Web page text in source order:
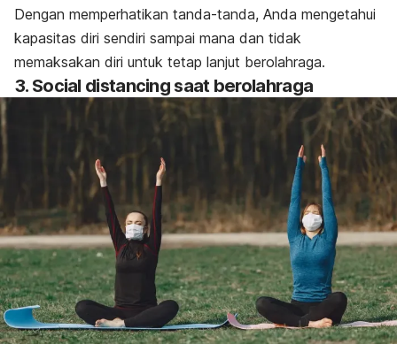
Dengan memperhatikan tanda-tanda, Anda mengetahui
kapasitas diri sendiri sampai mana dan tidak
memaksakan diri untuk tetap lanjut berolahraga.
3. Social distancing saat berolahraga